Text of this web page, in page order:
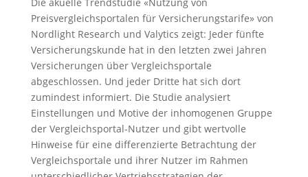
Preisvergleichsportalen für Versicherungstarife» von
Nordlight Research und Valytics zeigt: Jeder fünfte
Versicherungskunde hat in den letzten zwei Jahren
Versicherungen über Vergleichsportale
abgeschlossen. Und jeder Dritte hat sich dort
zumindest informiert. Die Studie analysiert
Einstellungen und Motive der inhomogenen Gruppe
der Vergleichsportal-Nutzer und gibt wertvolle
Hinweise für eine differenzierte Betrachtung der
Vergleichsportale und ihrer Nutzer im Rahmen